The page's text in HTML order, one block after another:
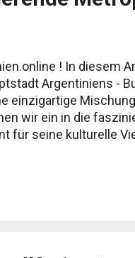
! In diesem
Argentiniens -
einzigartige
wir ein in die
für seine kulturelle
Tango-